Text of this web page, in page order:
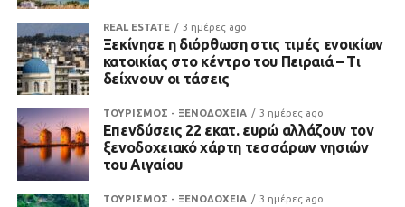
REAL ESTATE 3 ημέρες ago
Ξεκίνησε η διόρθωση στις τιμές ενοικίων
κατοικίας στο κέντρο του Πειραιά – Τι
δείχνουν οι τάσεις
ΤΟΥΡΙΣΜΟΣ - ΞΕΝΟΔΟΧΕΙΑ 3 ημέρες ago
Επενδύσεις 22 εκατ. ευρώ αλλάζουν τον
ξενοδοχειακό χάρτη τεσσάρων νησιών
του Αιγαίου
ΤΟΥΡΙΣΜΟΣ - ΞΕΝΟΔΟΧΕΙΑ 3 ημέρες ago